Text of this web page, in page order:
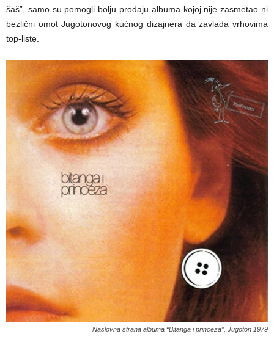
šaš”, samo su pomogli bolju prodaju albuma kojoj nije zasmetao ni
bezlični omot Jugotonovog kućnog dizajnera da zavlada vrhovima
top-liste.
Naslovna strana albuma “Bitanga i princeza”, Jugoton 1979